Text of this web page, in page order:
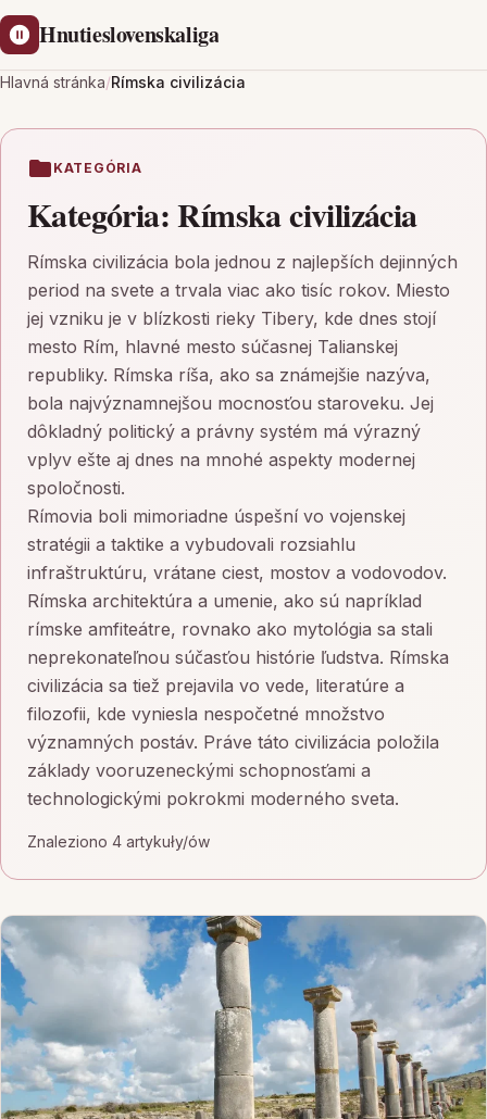
Hnutieslovenskaliga
Hlavná stránka/Rímska civilizácia
KATEGÓRIA
Kategória:Rímska civilizácia
Rímska civilizácia bola jednou z najlepších dejinných
period na svete a trvala viac ako tisíc rokov. Miesto
jej vzniku je v blízkosti rieky Tibery, kde dnes stojí
mesto Rím, hlavné mesto súčasnej Talianskej
republiky. Rímska ríša, ako sa známejšie nazýva,
bola najvýznamnejšou mocnosťou staroveku. Jej
dôkladný politický a právny systém má výrazný
vplyv ešte aj dnes na mnohé aspekty modernej
spoločnosti.
Rímovia boli mimoriadne úspešní vo vojenskej
stratégii a taktike a vybudovali rozsiahlu
infraštruktúru, vrátane ciest, mostov a vodovodov.
Rímska architektúra a umenie, ako sú napríklad
rímske amfiteátre, rovnako ako mytológia sa stali
neprekonateľnou súčasťou histórie ľudstva. Rímska
civilizácia sa tiež prejavila vo vede, literatúre a
filozofii, kde vyniesla nespočetné množstvo
významných postáv. Práve táto civilizácia položila
základy vooruzeneckými schopnosťami a
technologickými pokrokmi moderného sveta.
Znaleziono 4 artykuły/ów